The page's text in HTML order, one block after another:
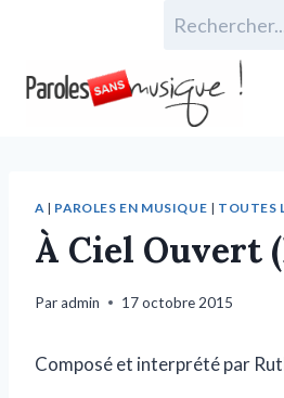
A| PAROLES EN MUSIQUE | TOUTES
À Ciel Ouvert
Paradmin 17 octobre 2015
Composé et interprété par